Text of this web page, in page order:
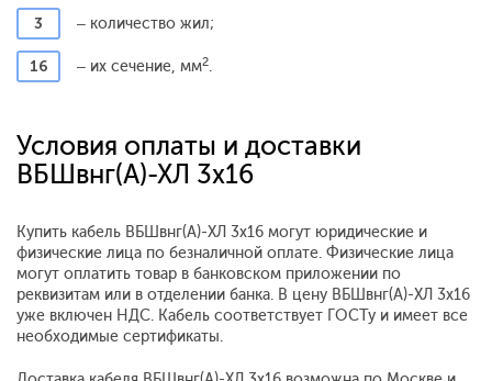
3 – количество жил;
16 – их сечение, мм2.
Условия оплаты и доставки
ВБШвнг(А)-ХЛ 3х16
Купить кабель ВБШвнг(А)-ХЛ 3х16 могут юридические и
физические лица по безналичной оплате. Физические лица
могут оплатить товар в банковском приложении по
реквизитам или в отделении банка. В цену ВБШвнг(А)-ХЛ 3х16
уже включен НДС. Кабель соответствует ГОСТу и имеет все
необходимые сертификаты.